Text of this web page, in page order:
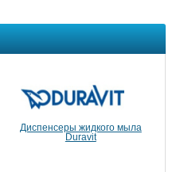
Диспенсеры жидкого мыла
Duravit